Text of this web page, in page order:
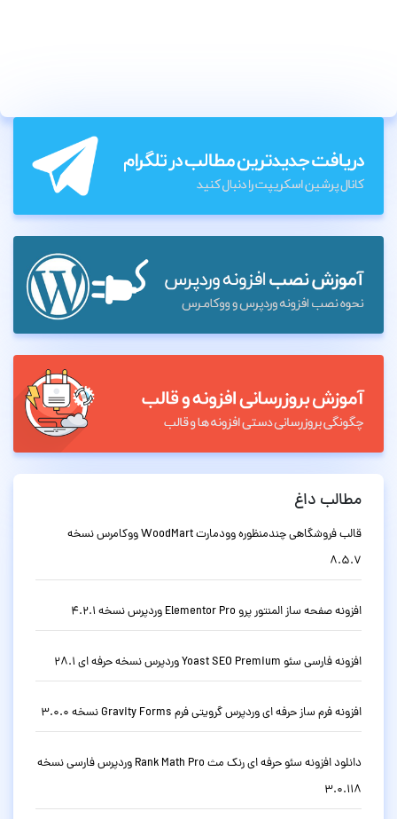
مطالب داغ
قالب فروشگاهی چندمنظوره وودمارت WoodMart ووکامرس نسخه
8.5.7
افزونه صفحه ساز المنتور پرو Elementor Pro وردپرس نسخه 4.2.1
افزونه فارسی سئو Yoast SEO Premium وردپرس نسخه حرفه ای 28.1
افزونه فرم ساز حرفه ای وردپرس گرویتی فرم Gravity Forms نسخه 3.0.0
دانلود افزونه سئو حرفه ای رنک مث Rank Math Pro وردپرس فارسی نسخه
3.0.118